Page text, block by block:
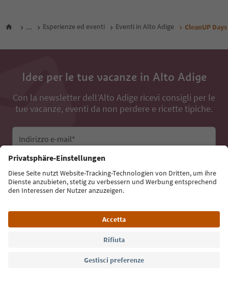
... Esperienze ed eventi Eventi in Alto Adige CleanUP
Idee per le tue vacanze in Alto Adige
Con la newsletter dell’Alto Adige ricevi consigli per le
tue vacanze, eventi da non perdere e ricette tipiche.
Indirizzo e-mail*
Iscriviti alla newsletter